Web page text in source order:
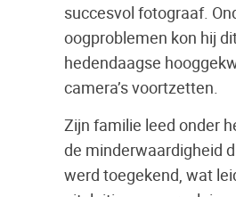
succesvol fotograaf.
oogproblemen kon hij
hedendaagse
camera’s voortzetten.
Zijn familie leed onder
de minderwaardigheid
werd toegekend, wat